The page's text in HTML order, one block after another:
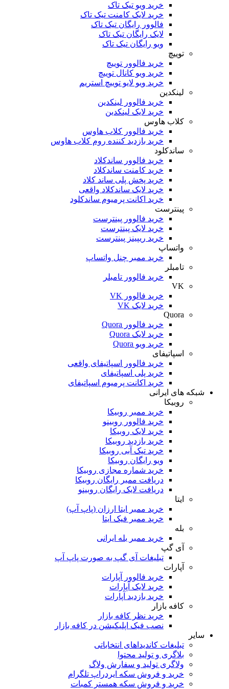
خرید ویو تیک تاک
خرید لایک کامنت تیک تاک
فالوور رایگان تیک تاک
لایک رایگان تیک تاک
ویو رایگان تیک تاک
توییچ
خرید فالوور توییچ
خرید ویو کانال توییچ
خرید ویو لایو توییچ استریم
لینکدین
خرید فالوور لینکدین
خرید لایک لینکدین
کلاب هاوس
خرید فالوور کلاب هاوس
خرید بازدید کننده روم کلاب هاوس
ساندکلود
خرید فالوور ساندکلاد
خرید کامنت ساندکلاد
خرید پخش پلی ساند کلاد
خرید لایک ساندکلاد واقعی
خرید اکانت پرمیوم ساندکلود
پینترست
خرید فالوور پینترست
خرید لایک پینترست
خرید ریپینز پینترست
واتساپ
خرید ممبر چنل واتساپ
تامبلر
خرید فالوور تامبلر
VK
خرید فالوور VK
خرید لایک VK
Quora
خرید فالوور Quora
خرید لایک Quora
خرید ویو Quora
اسپاتیفای
خرید فالوور اسپاتیفای واقعی
خرید پلی اسپاتیفای
خرید اکانت پرمیوم اسپاتیفای
شبکه های ایرانی
روبیکا
خرید ممبر روبیکا
خرید فالوور روبینو
خرید لایک روبیکا
خرید بازدید روبیکا
خرید تیک آبی روبیکا
ویو رایگان روبیکا
خرید شماره مجازی روبیکا
دریافت ممبر رایگان روبیکا
دریافت لایک رایگان روبینو
ایتا
خرید ممبر ایتا ارزان (پاپ آپ)
خرید ممبر فیک ایتا
بله
خرید ممبر بله ایرانی
آی گپ
تبلیغات آی گپ به صورت پاپ آپ
آپارات
خرید فالوور آپارات
خرید لایک آپارات
خرید بازدید آپارات
کافه بازار
خرید نظر کافه بازار
نصب فیک اپلیکیشن در کافه بازار
سایر
تبلیغات کاندیداهای انتخاباتی
بلاگری و تولید محتوا
ولاگری تولید و سفارش ولاگ
خرید و فروش سکه ایردراپ تلگرام
خرید و فروش سکه همستر کمبات